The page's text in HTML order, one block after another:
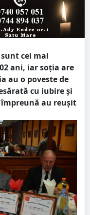
cei mai
ani, iar soția are
au o poveste de
cu iubire și
au reușit